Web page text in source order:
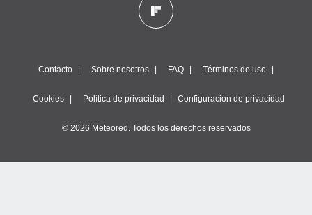
Contacto Sobre nosotros FAQ Términos de uso
Cookies Política de privacidad Configuración de privacidad
© 2026 Meteored. Todos los derechos reservados